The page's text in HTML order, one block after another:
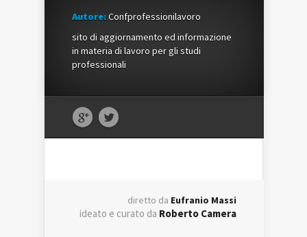
Autore:Confprofessionilavoro
sito di aggiornamento ed informazione
in materia di lavoro per gli studi
professionali
diretto da Eufranio Massi
ideato e curato da Roberto Camera